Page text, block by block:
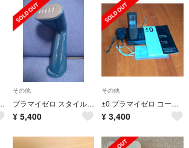
ハンディアイロン ほぼ新品
その他
プラマイゼロ スタイルスチーマー XRS-D010(FA)
¥ 5,400
その他
±0 プラマイゼロ コードレス電話機 XMT-Q010
¥ 3,400